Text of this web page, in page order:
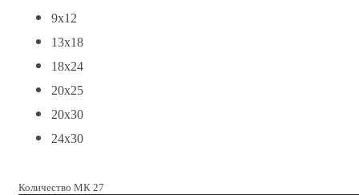
9x12
13x18
18x24
20x25
20x30
24x30
Количество МК 27